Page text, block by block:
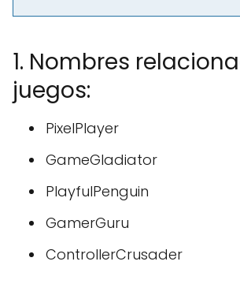
1. Nombres
juegos:
PixelPlayer
GameGladiator
PlayfulPenguin
GamerGuru
ControllerCrusader